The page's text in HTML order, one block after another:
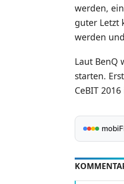
werden,
guter Letzt
werden
Laut BenQ
starten.
CeBIT